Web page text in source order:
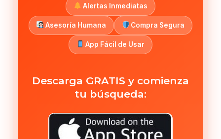
Alertas Inmediatas
Asesoría Humana Compra Segura
App Fácil de Usar
Descarga GRATIS y comienza
tu búsqueda: